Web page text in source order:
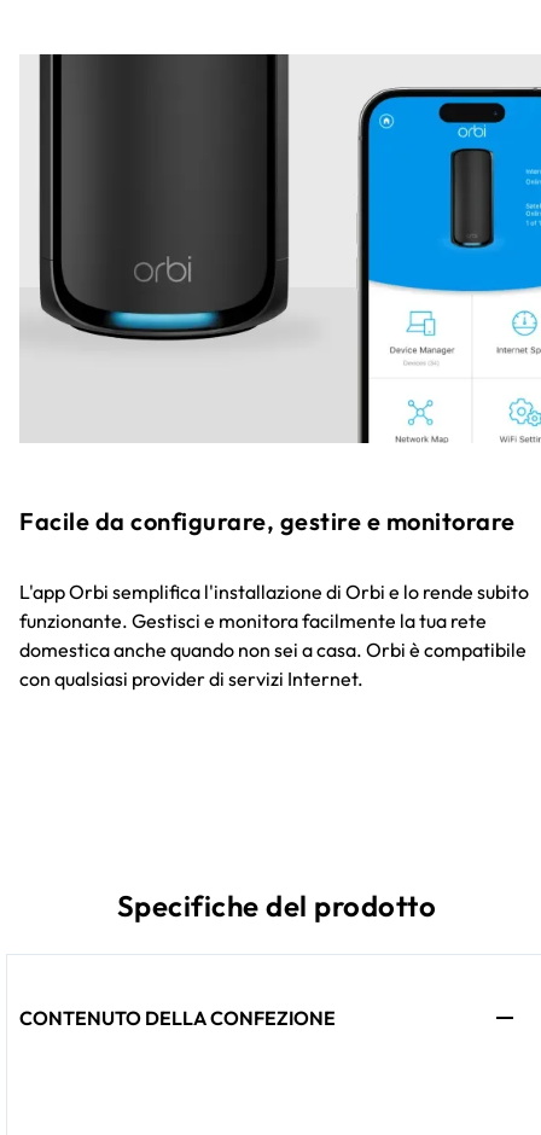
Facile da configurare, gestire e monitorare
L'app Orbi semplifica l'installazione di Orbi e lo rende subito
funzionante. Gestisci e monitora facilmente la tua rete
domestica anche quando non sei a casa. Orbi è compatibile
con qualsiasi provider di servizi Internet.
Specifiche del prodotto
CONTENUTO DELLA CONFEZIONE